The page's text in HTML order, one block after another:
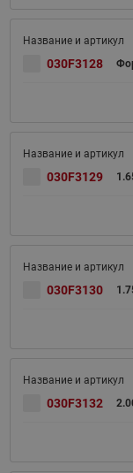
030F3128
030F3129
030F3130
030F3132